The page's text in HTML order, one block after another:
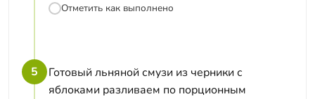
Отметить как выполнено
5
Готовый льняной смузи из черники с
яблоками разливаем по порционным